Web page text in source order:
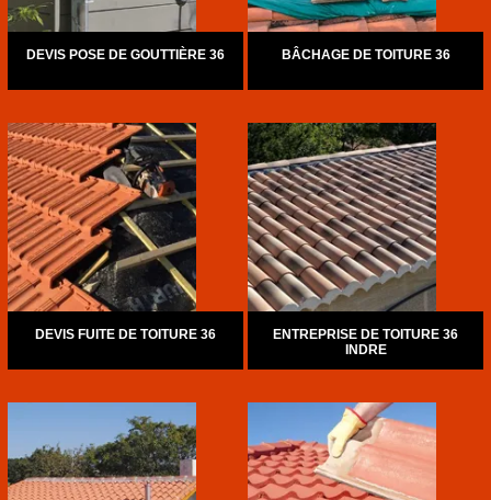
DEVIS POSE DE GOUTTIÈRE 36 BÂCHAGE DE TOITURE 36
DEVIS FUITE DE TOITURE 36
ENTREPRISE DE TOITURE 36
INDRE